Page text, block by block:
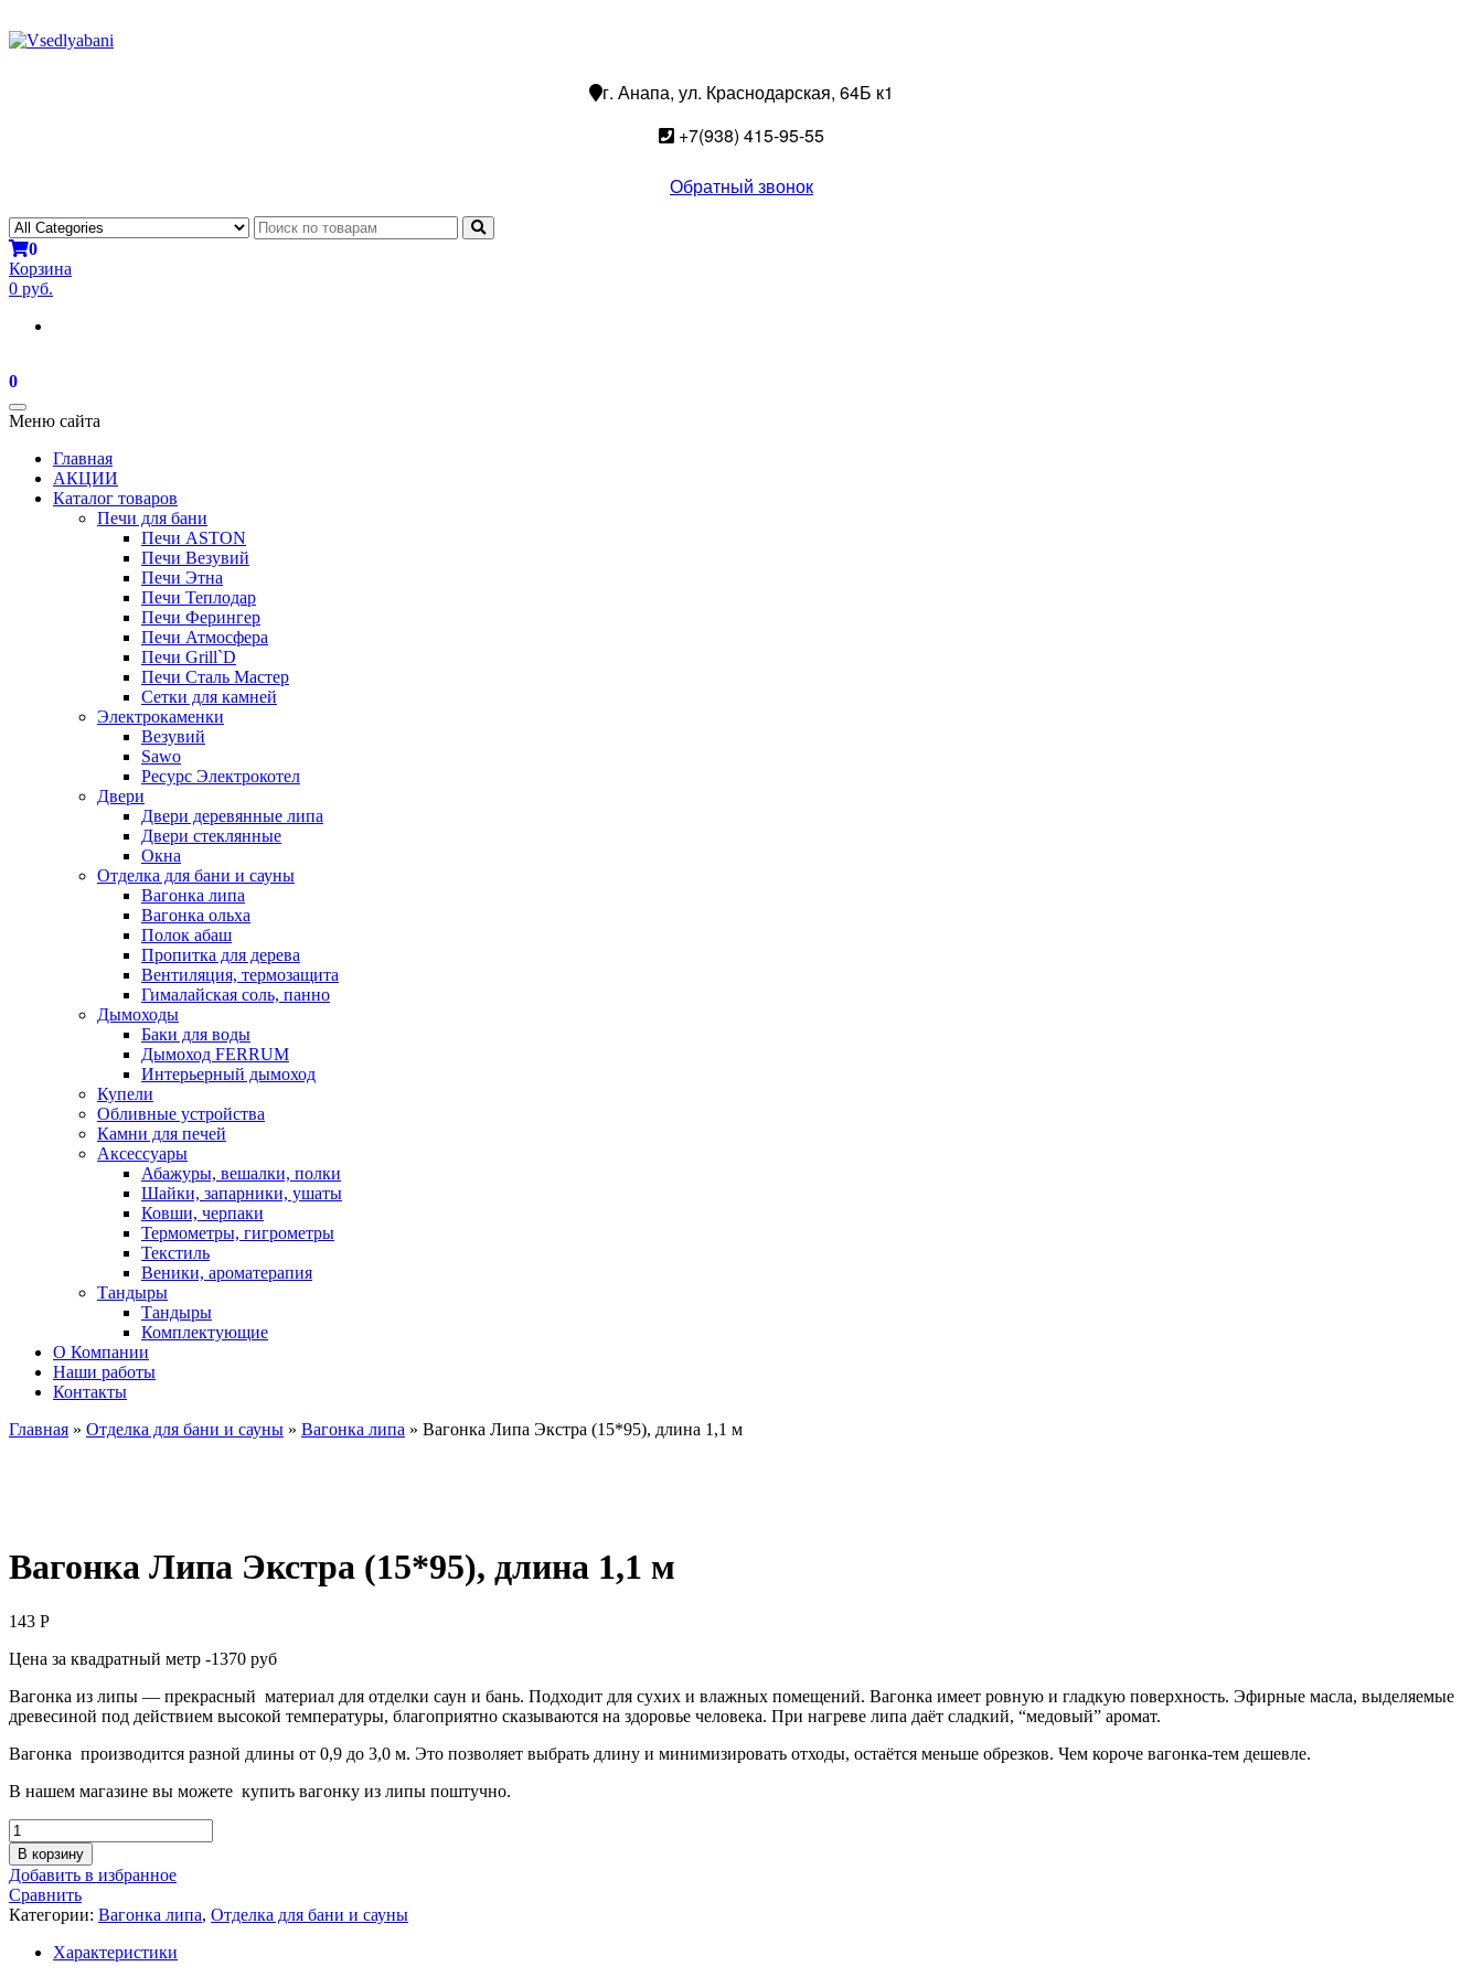
г. Анапа, ул. Краснодарская, 64Б к1
+7(938) 415-95-55
Обратный звонок
0
Корзина
0 руб.
0
Toggle
navigation
Меню сайта
Главная
АКЦИИ
Каталог товаров
Печи для бани
Печи ASTON
Печи Везувий
Печи Этна
Печи Теплодар
Печи Ферингер
Печи Атмосфера
Печи Grill`D
Печи Сталь Мастер
Сетки для камней
Электрокаменки
Везувий
Sawo
Ресурс Электрокотел
Двери
Двери деревянные липа
Двери стеклянные
Окна
Отделка для бани и сауны
Вагонка липа
Вагонка ольха
Полок абаш
Пропитка для дерева
Вентиляция, термозащита
Гималайская соль, панно
Дымоходы
Баки для воды
Дымоход FERRUM
Интерьерный дымоход
Купели
Обливные устройства
Камни для печей
Аксессуары
Абажуры, вешалки, полки
Шайки, запарники, ушаты
Ковши, черпаки
Термометры, гигрометры
Текстиль
Веники, ароматерапия
Тандыры
Тандыры
Комплектующие
О Компании
Наши работы
Контакты
Главная » Отделка для бани и сауны » Вагонка липа » Вагонка Липа Экстра (15*95), длина 1,1 м
Вагонка Липа Экстра (15*95), длина 1,1 м
143 Р
Цена за квадратный метр -1370 руб
Вагонка из липы — прекрасный материал для отделки саун и бань. Подходит для сухих и влажных помещений. Вагонка имеет ровную и гладкую поверхность. Эфирные масла, выделяемые
древесиной под действием высокой температуры, благоприятно сказываются на здоровье человека. При нагреве липа даёт сладкий, “медовый” аромат.
Вагонка производится разной длины от 0,9 до 3,0 м. Это позволяет выбрать длину и минимизировать отходы, остаётся меньше обрезков. Чем короче вагонка-тем дешевле.
В нашем магазине вы можете купить вагонку из липы поштучно.
Количество
товара
Вагонка
Липа
Экстра
(15*95),
длина
В корзину
Добавить в избранное
Сравнить
Категории: Вагонка липа, Отделка для бани и сауны
Характеристики